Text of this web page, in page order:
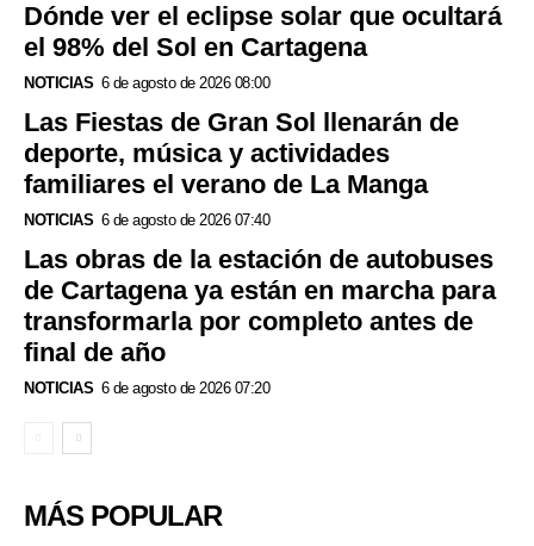
Dónde ver el eclipse solar que ocultará
el 98% del Sol en Cartagena
NOTICIAS 6 de agosto de 2026 08:00
Las Fiestas de Gran Sol llenarán de
deporte, música y actividades
familiares el verano de La Manga
NOTICIAS 6 de agosto de 2026 07:40
Las obras de la estación de autobuses
de Cartagena ya están en marcha para
transformarla por completo antes de
final de año
NOTICIAS 6 de agosto de 2026 07:20
MÁS POPULAR